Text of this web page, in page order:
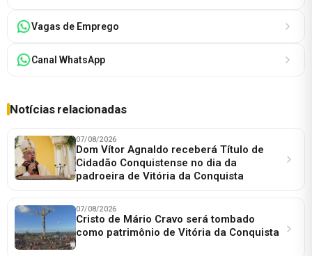
Vagas de Emprego
Canal WhatsApp
Notícias relacionadas
07/08/2026
Dom Vítor Agnaldo receberá Título de
Cidadão Conquistense no dia da
padroeira de Vitória da Conquista
07/08/2026
Cristo de Mário Cravo será tombado
como patrimônio de Vitória da Conquista